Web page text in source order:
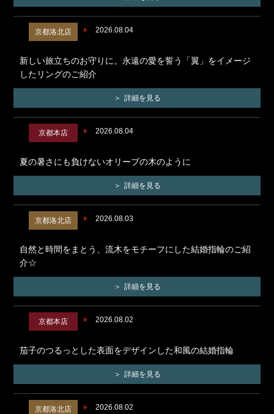
2026.08.04
京都洛北店
新しい旅立ちのお守りに。永遠の愛を誓う「翼」をイメージ
したリングのご紹介
詳細を見る
2026.08.04
京都本店
夏の暑さにも負けないオリーブの木のように
詳細を見る
2026.08.03
京都洛北店
自然と時間をまとう、流木をモチーフにした結婚指輪のご紹
介☆
詳細を見る
2026.08.02
京都本店
茄子のつるっとした表面をデザインした和風の結婚指輪
詳細を見る
2026.08.02
京都洛北店